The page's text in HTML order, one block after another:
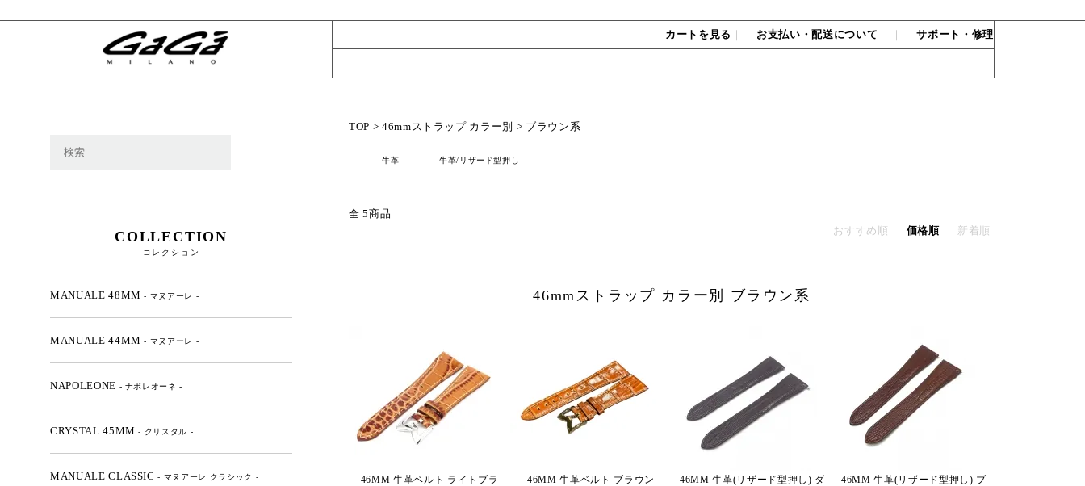
カートを見る お支払い・配送について ｜サポート・修理
TOP > 46mmストラップ カラー別 > ブラウン系
牛革 牛革/リザード型押し
全 5商品
おすすめ順
価格順 新着順
46mmストラップ カラー別 ブラウン系
46MM 牛革ベルト ライトブラ
46MM 牛革ベルト ブラウン
46MM 牛革(リザード型押し) ダ
46MM 牛革(リザード型押し) ブ
COLLECTION
コレクション
MANUALE 48MM- マヌアーレ -
MANUALE 44MM- マヌアーレ -
NAPOLEONE - ナポレオーネ -
CRYSTAL 45MM- クリスタル -
MANUALE CLASSIC- マヌアーレ クラシック -